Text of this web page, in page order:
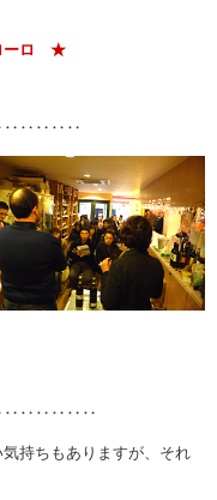
ーロ ★
持ちもありますが、それ